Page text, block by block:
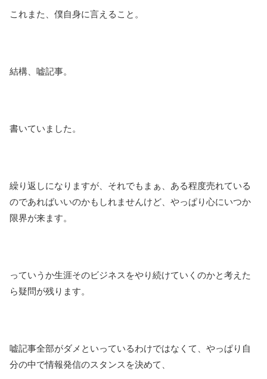
これまた、僕自身に言えること。
結構、嘘記事。
書いていました。
繰り返しになりますが、それでもまぁ、ある程度売れている
のであればいいのかもしれませんけど、やっぱり心にいつか
限界が来ます。
っていうか生涯そのビジネスをやり続けていくのかと考えた
ら疑問が残ります。
嘘記事全部がダメといっているわけではなくて、やっぱり自
分の中で情報発信のスタンスを決めて、